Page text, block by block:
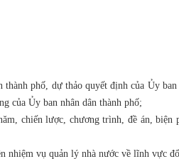
phố, dự thảo quyết định của Ủy
của Ủy ban nhân dân thành phố;
chiến lược, chương trình, đề án,
nhiệm vụ quản lý nhà nước về lĩnh vực